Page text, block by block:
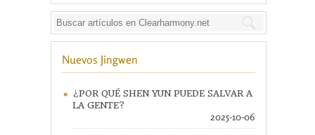
Nuevos Jingwen
¿POR QUÉ SHEN YUN PUEDE SALVAR A
LA GENTE?
2025-10-06